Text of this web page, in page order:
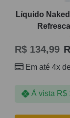
Líquido
R$134,99
Em até 4x
À vista R$